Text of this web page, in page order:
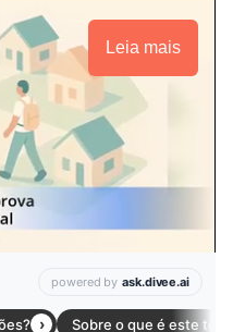
Leia mais